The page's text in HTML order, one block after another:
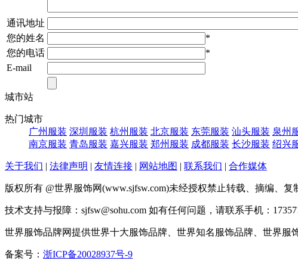
通讯地址
您的姓名
*
您的电话
*
E-mail
城市站
热门城市
广州服装 深圳服装 杭州服装 北京服装 东莞服装 汕头服装 泉州
南京服装 青岛服装 嘉兴服装 郑州服装 成都服装 长沙服装 绍兴
关于我们 | 法律声明 | 友情连接 | 网站地图 | 联系我们 | 合作媒体
版权所有 @世界服饰网(www.sjfsw.com)未经授权禁止转载、摘编、
技术支持与报障：sjfsw@sohu.com 如有任何问题，请联系手机：
世界服饰品牌网提供世界十大服饰品牌、世界知名服饰品牌、世界服
备案号： 浙ICP备20028937号-9